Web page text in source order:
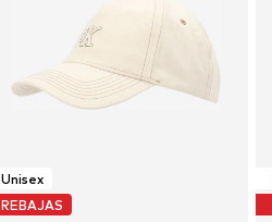
Unisex
REBAJAS